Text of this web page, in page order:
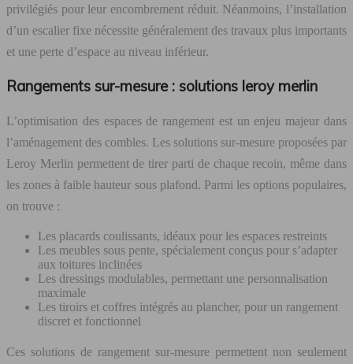
privilégiés pour leur encombrement réduit. Néanmoins, l’installation
d’un escalier fixe nécessite généralement des travaux plus importants
et une perte d’espace au niveau inférieur.
Rangements sur-mesure : solutions leroy merlin
L’optimisation des espaces de rangement est un enjeu majeur dans
l’aménagement des combles. Les solutions sur-mesure proposées par
Leroy Merlin permettent de tirer parti de chaque recoin, même dans
les zones à faible hauteur sous plafond. Parmi les options populaires,
on trouve :
Les placards coulissants, idéaux pour les espaces restreints
Les meubles sous pente, spécialement conçus pour s’adapter
aux toitures inclinées
Les dressings modulables, permettant une personnalisation
maximale
Les tiroirs et coffres intégrés au plancher, pour un rangement
discret et fonctionnel
Ces solutions de rangement sur-mesure permettent non seulement